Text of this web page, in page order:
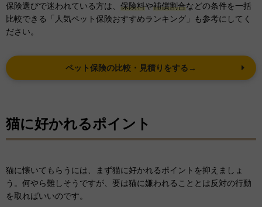
保険選びで迷われている方は、 保険料や補償割合などの条件を一括
比較できる「人気ペット保険おすすめランキング」も参考にしてく
ださい。
ペット保険の比較・見積りをする→
猫に好かれるポイント
猫に懐いてもらうには、まず猫に好かれるポイントを抑えましょ
う。何やら難しそうですが、要は猫に嫌われることとは反対の行動
を取ればいいのです。